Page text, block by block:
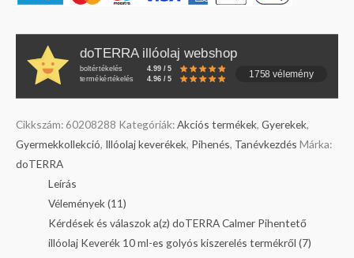
doTERRA illóolaj webshop
boltértékelés 4.99 / 5
termékértékelés 4.96 / 5 1758 vélemény
Cikkszám: 60208288 Kategóriák:Akciós termékek, Gyerekek,
Gyermekkollekció, Illóolaj keverékek, Pihenés, Tanévkezdés Márka:
doTERRA
Leírás
Vélemények (11)
Kérdések és válaszok a(z) doTERRA Calmer Pihentető
illóolaj Keverék 10 ml-es golyós kiszerelés termékről (7)